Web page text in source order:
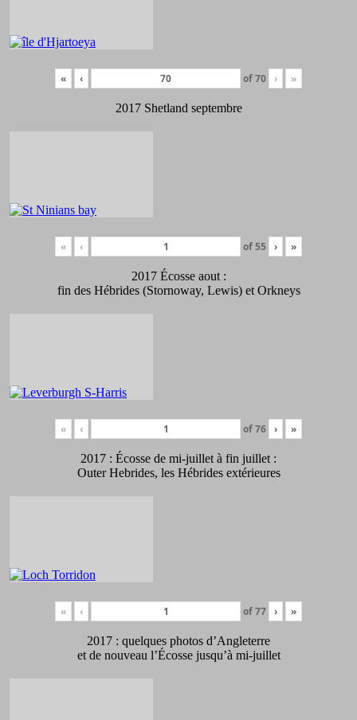
« ‹ of70 › »
2017 Shetland septembre
« ‹ of55 › »
2017 Écosse aout :
fin des Hébrides (Stornoway, Lewis) et Orkneys
« ‹ of76 › »
2017 : Écosse de mi-juillet à fin juillet :
Outer Hebrides, les Hébrides extérieures
« ‹ of77 › »
2017 : quelques photos d’Angleterre
et de nouveau l’Écosse jusqu’à mi-juillet